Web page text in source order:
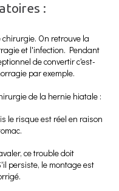
:
On retrouve la
et l'infection. Pendant
de convertir c'est-
par exemple.
de la hernie hiatale :
le risque est réel en raison
ce trouble doit
persiste, le montage est